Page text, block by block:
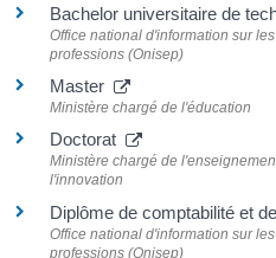
Bachelor universitaire de
Office national d'information sur
professions (Onisep)
Master
Ministère chargé de l'éducation
Doctorat
Ministère chargé de
l'innovation
Diplôme de comptabilité et
Office national d'information sur
professions (Onisep)